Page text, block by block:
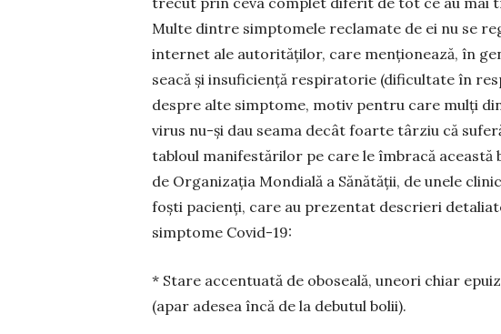
Multe dintre simp­tomele recla­mate de ei nu se
internet ale autorităților, care menționează, în
seacă și insuficiență respiratorie (difi­cultate în
despre alte simptome, motiv pentru care mulți
virus nu-și dau seama decât foarte târziu că
tabloul manifestărilor pe care le îmbracă
de Organizația Mondială a Sănă­tății, de unele
foști pacienți, ca­re au prezentat descrieri
simptome Covid-19:
* Stare accentuată de oboseală, uneori chiar
(apar adesea încă de la debutul bolii).